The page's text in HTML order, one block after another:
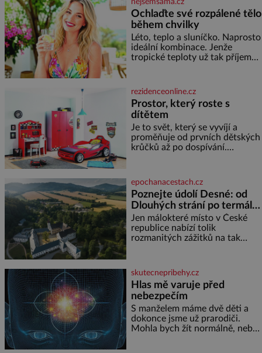
Ochlaďte své rozpálené tělo
během chvilky
Léto, teplo a sluníčko. Naprosto
ideální kombinace. Jenže
tropické teploty už tak příjemné
dyž se nám tropy zaryjí pod
kůži, hledáme úlevu v bazénu
nebo pomocí klimatizace. Jenže
ne vždycky můžeme být v jejich
blízkosti. Nemusíte však zoufat.
Pokud budete mít promyšlený
jídelníček, žadné pařáky si na
rezidenceonline.cz
Prostor, který roste s
dítětem
Je to svět, který se vyvíjí a
proměňuje od prvních dětských
krůčků až po dospívání.
soustředění i odpočinek a
reaguje na každou etapu života
a specifické potřeby dítěte. Pro
nejmenší je klíčová
jednoduchost, měkkost a
bezpečí, proto by pokoj
miminka měl působit především
epochanacestach.cz
Poznejte údolí Desné: od
Dlouhých strání po termální
prameny
Jen málokteré místo v České
republice nabízí tolik
rozmanitých zážitků na tak
jediného dne můžete
nahlédnout do útrob jedné z
nejvýznamnějších vodních
elektráren v Evropě, vydat se na
horské hřebeny, projet se na
koloběžce a den zakončit
poznáváním památek ve
skutecnepribehy.cz
Hlas mě varuje před
nebezpečím
S manželem máme dvě děti a
dokonce jsme už prarodiči.
Mohla bych žít normálně, nebýt